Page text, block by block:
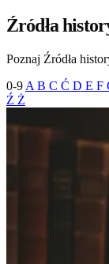
Źródła
Poznaj Źródła
0-9 A B C Ć D E F
Ź Ż